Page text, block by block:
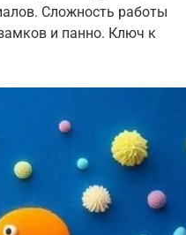
Сложность работы
и панно. Ключ к